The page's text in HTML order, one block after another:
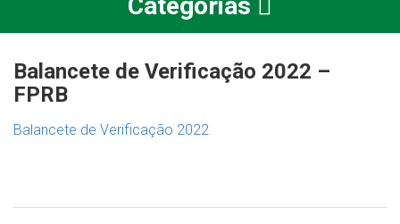
Balancete de Verificação 2022 –
FPRB
Balancete de Verificação 2022